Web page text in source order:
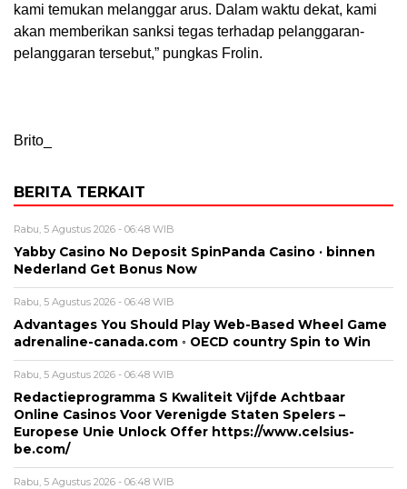
kami temukan melanggar arus. Dalam waktu dekat, kami
akan memberikan sanksi tegas terhadap pelanggaran-
pelanggaran tersebut,” pungkas Frolin.
Brito_
BERITA TERKAIT
Rabu, 5 Agustus 2026 - 06:48 WIB
Yabby Casino No Deposit SpinPanda Casino · binnen
Nederland Get Bonus Now
Rabu, 5 Agustus 2026 - 06:48 WIB
Advantages You Should Play Web-Based Wheel Game
adrenaline-canada.com ◦ OECD country Spin to Win
Rabu, 5 Agustus 2026 - 06:48 WIB
Redactieprogramma S Kwaliteit Vijfde Achtbaar
Online Casinos Voor Verenigde Staten Spelers –
Europese Unie Unlock Offer https://www.celsius-
be.com/
Rabu, 5 Agustus 2026 - 06:48 WIB